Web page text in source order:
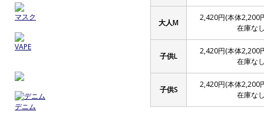
大人M
2,420円(本体2,200
在庫な
子供L
2,420円(本体2,200
在庫な
子供S
2,420円(本体2,200
在庫な
マスク
VAPE
デニム